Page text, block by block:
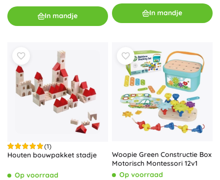
In mandje In mandje
(1)
Houten bouwpakket stadje
Op voorraad
Woopie Green Constructie Box
Motorisch Montessori 12v1
Op voorraad